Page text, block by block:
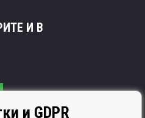
И В
и GDPR